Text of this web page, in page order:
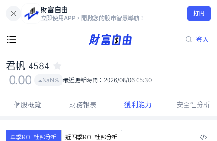
財富自由
立即使用APP，開啟您的股市智慧導航！
打開
登入
0.00
NaN%
君帆 4584
0.00 NaN% 最近更新時間： 2026/08/06 05:30
個股概覽 財務報表 獲利能力 安全性分析
單季ROE杜邦分析
近四季ROE杜邦分析